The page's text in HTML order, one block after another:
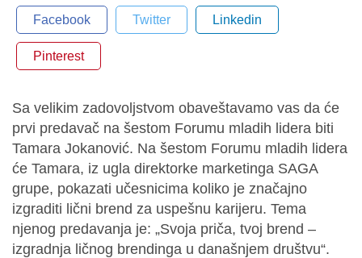
Facebook
Twitter Linkedin
Pinterest
Sa velikim zadovoljstvom obaveštavamo vas da će
prvi predavač na šestom Forumu mladih lidera biti
Tamara Jokanović. Na šestom Forumu mladih lidera
će Tamara, iz ugla direktorke marketinga SAGA
grupe, pokazati učesnicima koliko je značajno
izgraditi lični brend za uspešnu karijeru. Tema
njenog predavanja je: „Svoja priča, tvoj brend –
izgradnja ličnog brendinga u današnjem društvu“.